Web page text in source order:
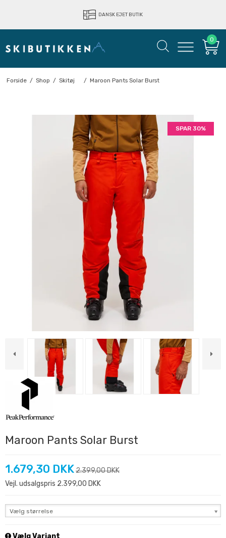
DANSK EJET BUTIK
LYNHURTIG LEVERING
0
Forside / Shop / Skitøj / Maroon Pants Solar Burst
SPAR 30%
Maroon Pants Solar Burst
1.679,30 DKK2.399,00 DKK
Vejl. udsalgspris 2.399,00 DKK
Vælg størrelse